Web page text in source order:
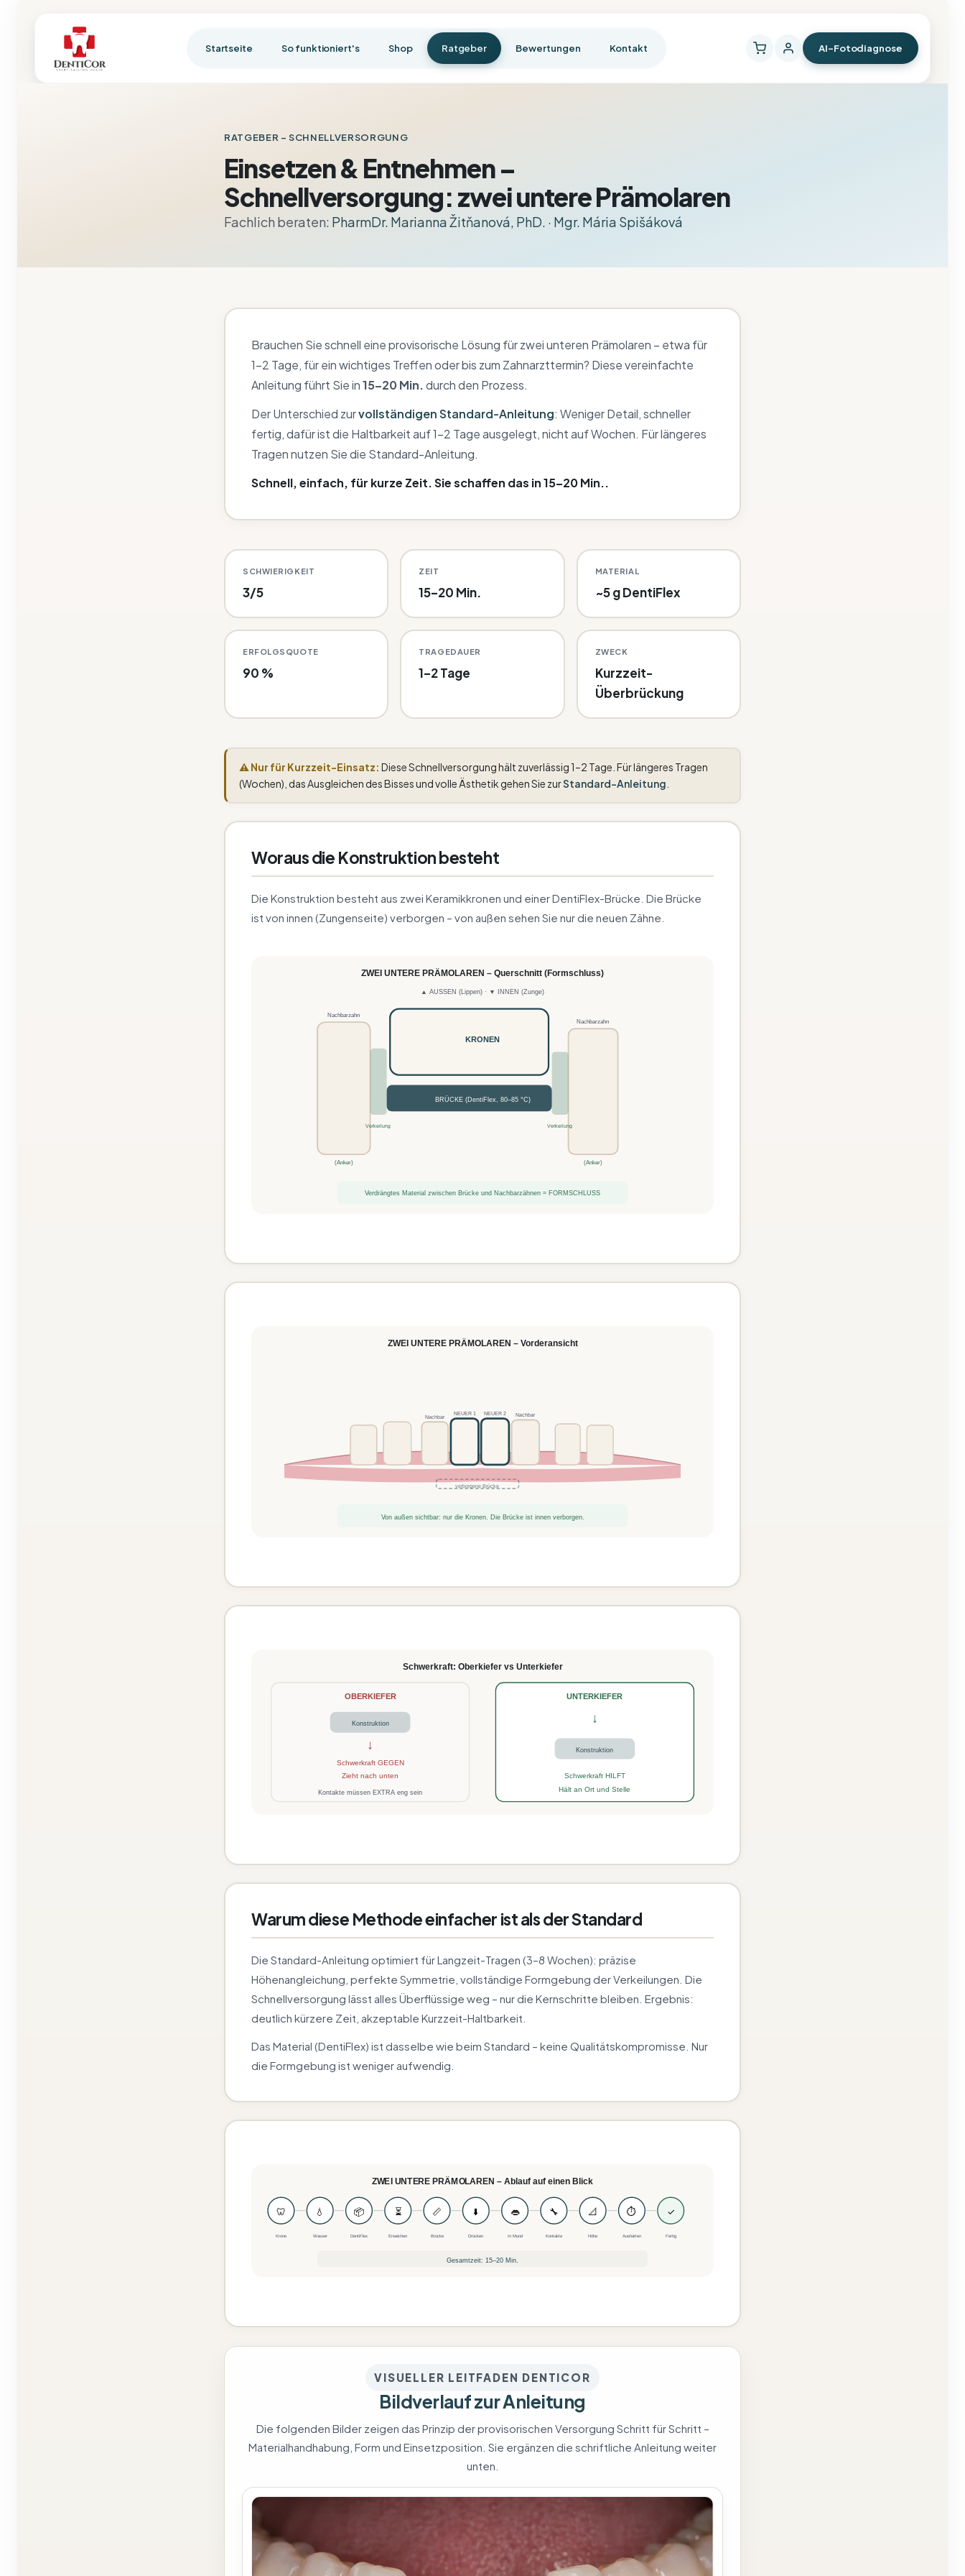
Startseite So funktioniert's Shop Ratgeber Bewertungen Kontakt AI-Fotodiagnose
RATGEBER – SCHNELLVERSORGUNG
Einsetzen & Entnehmen –
Schnellversorgung: zwei untere Prämolaren
Fachlich beraten: PharmDr. Marianna Žitňanová, PhD. · Mgr. Mária Spišáková
Brauchen Sie schnell eine provisorische Lösung für zwei unteren Prämolaren – etwa für
1–2 Tage, für ein wichtiges Treffen oder bis zum Zahnarzttermin? Diese vereinfachte
Anleitung führt Sie in15–20 Min.durch den Prozess.
Der Unterschied zurvollständigen Standard-Anleitung: Weniger Detail, schneller
fertig, dafür ist die Haltbarkeit auf 1–2 Tage ausgelegt, nicht auf Wochen. Für längeres
Tragen nutzen Sie die Standard-Anleitung.
Schnell, einfach, für kurze Zeit. Sie schaffen das in 15–20 Min..
SCHWIERIGKEIT
3/5
ZEIT
15–20 Min.
MATERIAL
~5 g DentiFlex
ERFOLGSQUOTE
90 %
TRAGEDAUER
1–2 Tage
ZWECK
Kurzzeit-
Überbrückung
⚠ Nur für Kurzzeit-Einsatz: Diese Schnellversorgung hält zuverlässig 1–2 Tage. Für längeres Tragen
(Wochen), das Ausgleichen des Bisses und volle Ästhetik gehen Sie zurStandard-Anleitung
Woraus die Konstruktion besteht
Die Konstruktion besteht aus zwei Keramikkronen und einer DentiFlex-Brücke. Die Brücke
ist von innen (Zungenseite) verborgen – von außen sehen Sie nur die neuen Zähne.
ZWEI UNTERE PRÄMOLAREN – Querschnitt (Formschluss)
▲ AUSSEN (Lippen) · ▼ INNEN (Zunge)
Nachbarzahn
(Anker)
Nachbarzahn
(Anker)
KRONEN
BRÜCKE (DentiFlex, 80–85 °C)
Verkeilung Verkeilung
Verdrängtes Material zwischen Brücke und Nachbarzähnen = FORMSCHLUSS
ZWEI UNTERE PRÄMOLAREN – Vorderansicht
Nachbar Nachbar
NEUER 1 NEUER 2
verborgene Brücke
Von außen sichtbar: nur die Kronen. Die Brücke ist innen verborgen.
Schwerkraft: Oberkiefer vs Unterkiefer
OBERKIEFER
Konstruktion
↓
Schwerkraft GEGEN
Zieht nach unten
Kontakte müssen EXTRA eng sein
UNTERKIEFER
Konstruktion
↓
Schwerkraft HILFT
Hält an Ort und Stelle
Warum diese Methode einfacher ist als der Standard
Die Standard-Anleitung optimiert für Langzeit-Tragen (3–8 Wochen): präzise
Höhenangleichung, perfekte Symmetrie, vollständige Formgebung der Verkeilungen. Die
Schnellversorgung lässt alles Überflüssige weg – nur die Kernschritte bleiben. Ergebnis:
deutlich kürzere Zeit, akzeptable Kurzzeit-Haltbarkeit.
Das Material (DentiFlex) ist dasselbe wie beim Standard – keine Qualitätskompromisse. Nur
die Formgebung ist weniger aufwendig.
ZWEI UNTERE PRÄMOLAREN – Ablauf auf einen Blick
🦷
Krone
💧
Wasser
📦
DentiFlex
⏳
Erweichen
📏
Brücke
⬇️
Drücken
👄
In Mund
🔧
Kontakte
📐
Höhe
⏱
Aushärten
✓
Fertig
Gesamtzeit: 15–20 Min.
VISUELLER LEITFADEN DENTICOR
Bildverlauf zur Anleitung
Die folgenden Bilder zeigen das Prinzip der provisorischen Versorgung Schritt für Schritt –
Materialhandhabung, Form und Einsetzposition. Sie ergänzen die schriftliche Anleitung weiter
unten.